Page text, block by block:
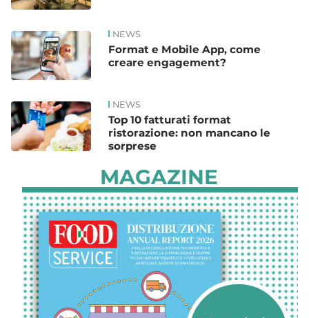
NEWS
Format e Mobile App, come
creare engagement?
NEWS
Top 10 fatturati format
ristorazione: non mancano le
sorprese
MAGAZINE